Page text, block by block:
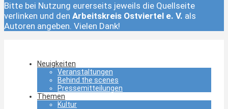
Bitte bei Nutzung eurerseits jeweils die Quellseite
verlinken und den Arbeitskreis Ostviertel e. V. als
Autoren angeben. Vielen Dank!
Neuigkeiten
Veranstaltungen
Behind the scenes
Pressemitteilungen
Themen
Kultur